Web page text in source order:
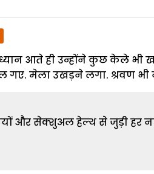
आते ही उन्होंने कुछ केले भी
गए. मेला उखड़ने लगा. श्रवण भी
और सेक्शुअल हेल्थ से जुड़ी हर